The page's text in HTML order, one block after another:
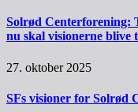
Solrød Centerforening:
nu skal visionerne blive
27. oktober 2025
SFs visioner for Solrød